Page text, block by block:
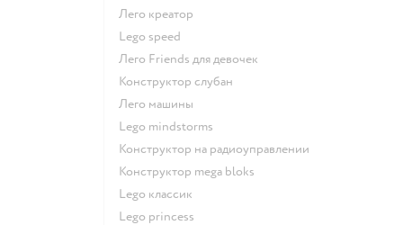
Лего креатор
Lego speed
Лего Friends для девочек
Конструктор слубан
Лего машины
Lego mindstorms
Конструктор на радиоуправлении
Конструктор mega bloks
Lego классик
Lego princess